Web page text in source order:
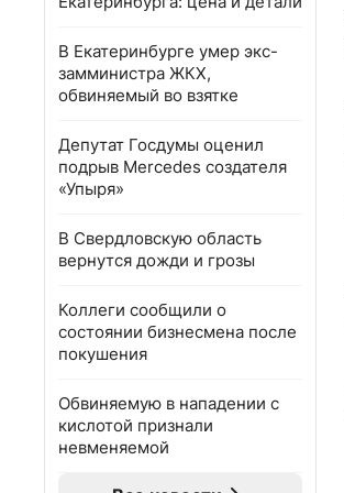
В Екатеринбурге умер экс-
замминистра ЖКХ,
обвиняемый во взятке
Депутат Госдумы оценил
подрыв Mercedes создателя
«Упыря»
В Свердловскую область
вернутся дожди и грозы
Коллеги сообщили о
состоянии бизнесмена после
покушения
Обвиняемую в нападении с
кислотой признали
невменяемой